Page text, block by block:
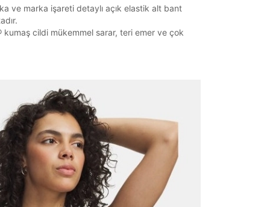
ve marka işareti detaylı açık elastik alt bant
kumaş cildi mükemmel sarar, teri emer ve çok